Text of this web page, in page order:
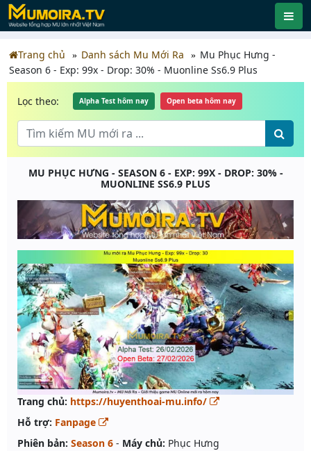
Trang chủ Danh sách Mu Mới Ra
Mu Phục Hưng -
Season 6 - Exp: 99x - Drop: 30% - Muonline Ss6.9 Plus
Lọc theo: Alpha Test hôm nay Open beta hôm nay
MU PHỤC HƯNG - SEASON 6 - EXP: 99X - DROP: 30% -
MUONLINE SS6.9 PLUS
Trang chủ: https://huyenthoai-mu.info/
Hỗ trợ: Fanpage
Phiên bản: Season 6 - Máy chủ: Phục Hưng